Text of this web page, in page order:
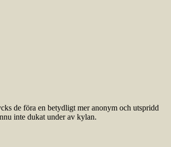
de föra en betydligt mer anonym och utspridd
inte dukat under av kylan.